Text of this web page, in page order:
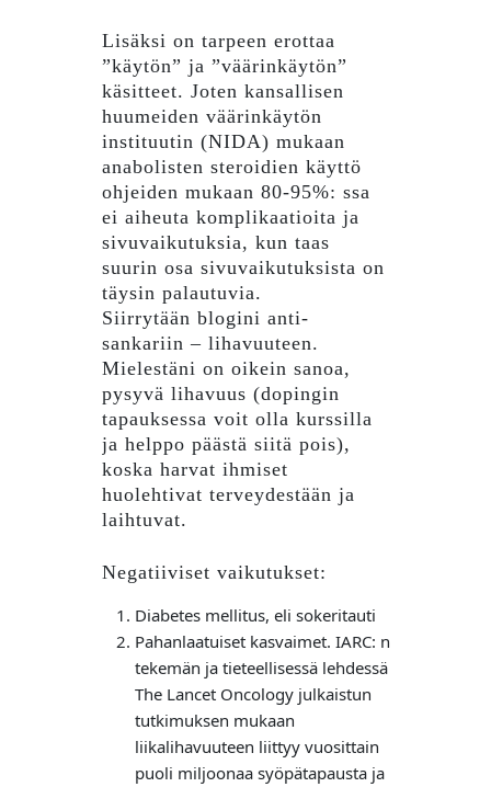
Lisäksi on tarpeen erottaa
”käytön” ja ”väärinkäytön”
käsitteet. Joten kansallisen
huumeiden väärinkäytön
instituutin (NIDA) mukaan
anabolisten steroidien käyttö
ohjeiden mukaan 80-95%: ssa
ei aiheuta komplikaatioita ja
sivuvaikutuksia, kun taas
suurin osa sivuvaikutuksista on
täysin palautuvia.
Siirrytään blogini anti-
sankariin – lihavuuteen.
Mielestäni on oikein sanoa,
pysyvä lihavuus (dopingin
tapauksessa voit olla kurssilla
ja helppo päästä siitä pois),
koska harvat ihmiset
huolehtivat terveydestään ja
laihtuvat.
Negatiiviset vaikutukset:
Diabetes mellitus, eli sokeritauti
Pahanlaatuiset kasvaimet. IARC: n
tekemän ja tieteellisessä lehdessä
The Lancet Oncology julkaistun
tutkimuksen mukaan
liikalihavuuteen liittyy vuosittain
puoli miljoonaa syöpätapausta ja